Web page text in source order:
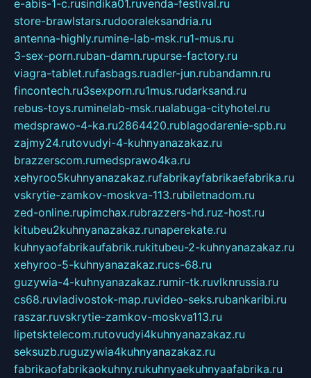
e-abis-1-c.rusindika01.ruvenda-festival.ru
store-brawlstars.rudooraleksandria.ru
antenna-highly.rumine-lab-msk.ru1-mus.ru
3-sex-porn.ruban-damn.rupurse-factory.ru
viagra-tablet.rufasbags.ruadler-jun.rubandamn.ru
fincontech.ru3sexporn.ru1mus.rudarksand.ru
rebus-toys.ruminelab-msk.rualabuga-cityhotel.ru
medsprawo-4-ka.ru2864420.rublagodarenie-spb.ru
zajmy24.rutovudyi-4-kuhnyanazakaz.ru
brazzerscom.rumedsprawo4ka.ru
xehyroo5kuhnyanazakaz.rufabrikayfabrikaefabrika.ru
vskrytie-zamkov-moskva-113.rubiletnadom.ru
zed-online.rupimchax.rubrazzers-hd.ruz-host.ru
kitubeu2kuhnyanazakaz.runaperekate.ru
kuhnyaofabrikaufabrik.rukitubeu-2-kuhnyanazakaz.ru
xehyroo-5-kuhnyanazakaz.rucs-68.ru
guzywia-4-kuhnyanazakaz.rumir-tk.ruvlknrussia.ru
cs68.ruvladivostok-map.ruvideo-seks.rubankaribi.ru
raszar.ruvskrytie-zamkov-moskva113.ru
lipetsktelecom.rutovudyi4kuhnyanazakaz.ru
seksuzb.ruguzywia4kuhnyanazakaz.ru
fabrikaofabrikaokuhny.rukuhnyaekuhnyaafabrika.ru